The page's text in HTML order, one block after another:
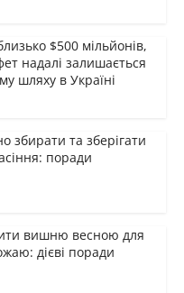
$500 мільйонів,
надалі залишається
шляху в Україні
збирати та зберігати
поради
вишню весною для
дієві поради